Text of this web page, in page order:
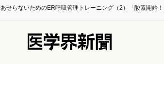
あせらないためのER呼吸管理トレーニング（2）「酸素開始